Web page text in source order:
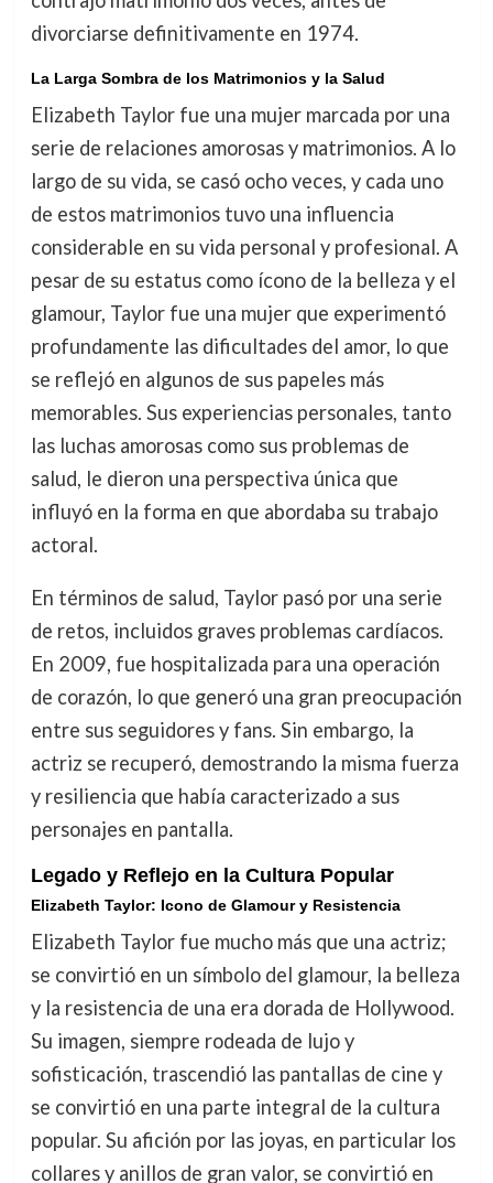
divorciarse definitivamente en 1974.
La Larga Sombra de los Matrimonios y la Salud
Elizabeth Taylor fue una mujer marcada por una
serie de relaciones amorosas y matrimonios. A lo
largo de su vida, se casó ocho veces, y cada uno
de estos matrimonios tuvo una influencia
considerable en su vida personal y profesional. A
pesar de su estatus como ícono de la belleza y el
glamour, Taylor fue una mujer que experimentó
profundamente las dificultades del amor, lo que
se reflejó en algunos de sus papeles más
memorables. Sus experiencias personales, tanto
las luchas amorosas como sus problemas de
salud, le dieron una perspectiva única que
influyó en la forma en que abordaba su trabajo
actoral.
En términos de salud, Taylor pasó por una serie
de retos, incluidos graves problemas cardíacos.
En 2009, fue hospitalizada para una operación
de corazón, lo que generó una gran preocupación
entre sus seguidores y fans. Sin embargo, la
actriz se recuperó, demostrando la misma fuerza
y resiliencia que había caracterizado a sus
personajes en pantalla.
Legado y Reflejo en la Cultura Popular
Elizabeth Taylor: Icono de Glamour y Resistencia
Elizabeth Taylor fue mucho más que una actriz;
se convirtió en un símbolo del glamour, la belleza
y la resistencia de una era dorada de Hollywood.
Su imagen, siempre rodeada de lujo y
sofisticación, trascendió las pantallas de cine y
se convirtió en una parte integral de la cultura
popular. Su afición por las joyas, en particular los
collares y anillos de gran valor, se convirtió en